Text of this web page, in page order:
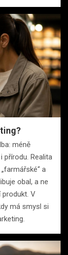
méně
přírodu. Realita
a
obal, a ne
produkt. V
má smysl si